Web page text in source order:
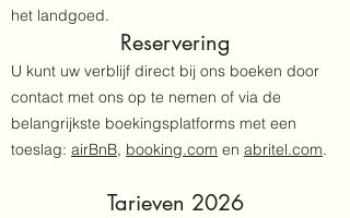
het landgoed.
Reservering
U kunt uw verblijf direct bij ons boeken door
contact met ons op te nemen of via de
belangrijkste boekingsplatforms met een
toeslag: airBnB, booking.com en abritel.com.
Tarieven 2026